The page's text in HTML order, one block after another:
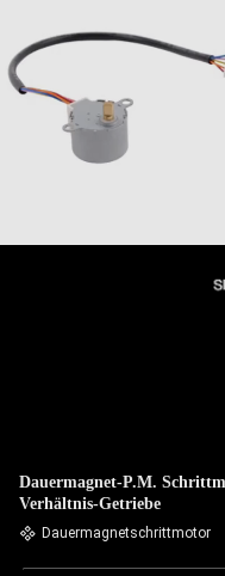
Dauermagnet-P.M.
Verhältnis-Getriebe
Dauermagnetschrittmotor